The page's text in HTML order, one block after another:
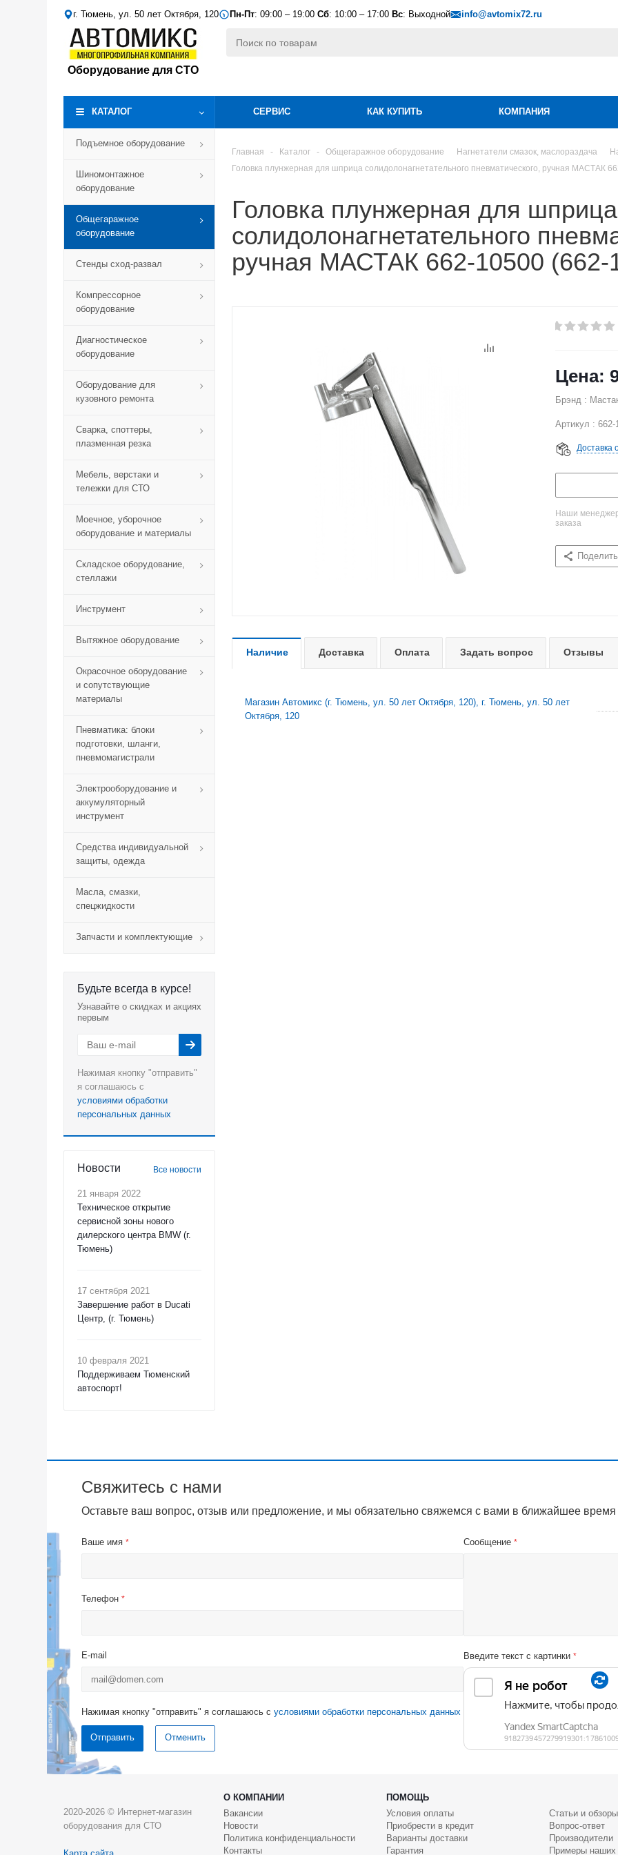
г. Тюмень, ул. 50 лет Октября, 120 Пн-Пт: 09:00 – 19:00 Сб: 10:00 – 17:00 Вс: Выходной info@avtomix72.ru
Оборудование для СТО
КАТАЛОГ СЕРВИС КАК КУПИТЬ КОМПАНИЯ
Подъемное оборудование
Шиномонтажное
оборудование
Общегаражное
оборудование
Стенды сход-развал
Компрессорное
оборудование
Диагностическое
оборудование
Оборудование для
кузовного ремонта
Сварка, споттеры,
плазменная резка
Мебель, верстаки и
тележки для СТО
Моечное, уборочное
оборудование и материалы
Складское оборудование,
стеллажи
Инструмент
Вытяжное оборудование
Окрасочное оборудование
и сопутствующие
материалы
Пневматика: блоки
подготовки, шланги,
пневмомагистрали
Электрооборудование и
аккумуляторный
инструмент
Средства индивидуальной
защиты, одежда
Масла, смазки,
спецжидкости
Запчасти и комплектующие
Будьте всегда в курсе!
Узнавайте о скидках и акциях
первым
Нажимая кнопку "отправить"
я соглашаюсь с
условиями обработки
персональных данных
Новости Все новости
21 января 2022
Техническое открытие
сервисной зоны нового
дилерского центра BMW (г.
Тюмень)
17 сентября 2021
Завершение работ в Ducati
Центр, (г. Тюмень)
10 февраля 2021
Поддерживаем Тюменский
автоспорт!
Главная - Каталог - Общегаражное оборудование Нагнетатели смазок, маслораздача
Головка плунжерная для шприца солидолонагнетательного пневматического, ручная МАСТАК
Головка плунжерная для шприца
солидолонагнетательного
ручная МАСТАК 662-10500 (662-
Брэнд :
Артикул : 662-
Доставка
Наши
заказа
Наличие Доставка Оплата Задать вопрос Отзывы
Магазин Автомикс (г. Тюмень, ул. 50 лет Октября, 120), г. Тюмень, ул. 50 лет
Октября, 120
Свяжитесь с нами
Оставьте ваш вопрос, отзыв или предложение, и мы обязательно свяжемся с вами в ближайшее время
Ваше имя *
Телефон *
E-mail
Сообщение *
Введите текст с картинки *
Нажимая кнопку "отправить" я соглашаюсь с условиями обработки персональных данных
Отменить
2020-2026 © Интернет-магазин
оборудования для СТО
О КОМПАНИИ
ПОМОЩЬ
Вакансии
Новости
Политика конфиденциальности
Контакты
Условия оплаты
Приобрести в кредит
Варианты доставки
Гарантия
Статьи и обзоры
Вопрос-ответ
Производители
Примеры наших